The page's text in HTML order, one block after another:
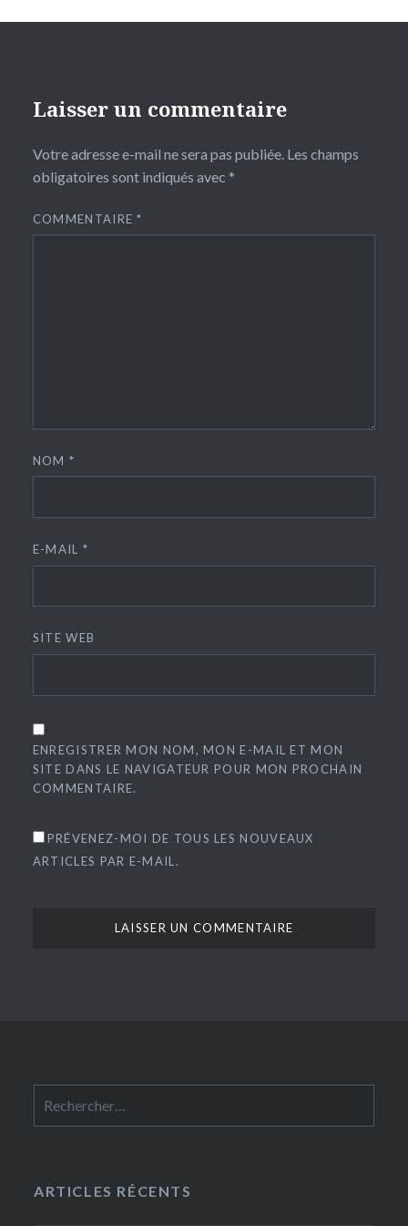
Laisser un commentaire
Votre adresse e-mail ne sera pas publiée. Les champs
obligatoires sont indiqués avec *
COMMENTAIRE*
NOM*
E-MAIL *
SITE WEB
ENREGISTRER MON NOM, MON E-MAIL ET MON
SITE DANS LE NAVIGATEUR POUR MON PROCHAIN
COMMENTAIRE.
PRÉVENEZ-MOI DE TOUS LES NOUVEAUX
ARTICLES PAR E-MAIL.
ARTICLES RÉCENTS